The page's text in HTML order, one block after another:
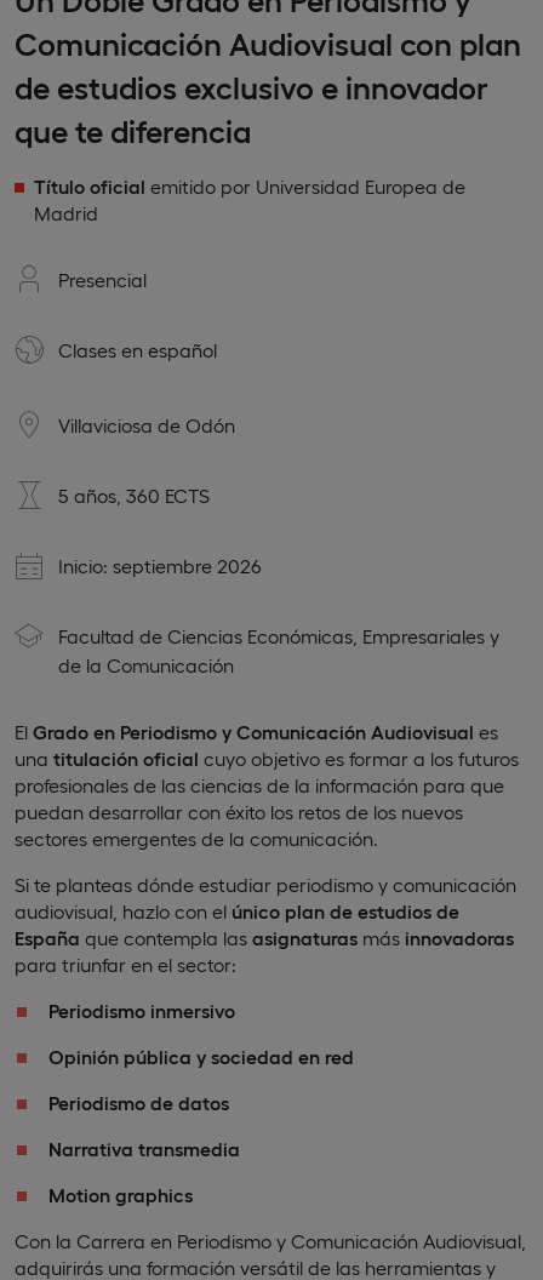
Comunicación Audiovisual con plan
de estudios exclusivo e innovador
que te diferencia
Título oficial emitido por Universidad Europea de
Madrid
Presencial
Clases en español
Villaviciosa de Odón
5 años, 360 ECTS
Inicio: septiembre 2026
Facultad de Ciencias Económicas, Empresariales y
de la Comunicación
El Grado en Periodismo y Comunicación Audiovisual es
una titulación oficial cuyo objetivo es formar a los futuros
profesionales de las ciencias de la información para que
puedan desarrollar con éxito los retos de los nuevos
sectores emergentes de la comunicación.
Si te planteas dónde estudiar periodismo y comunicación
audiovisual, hazlo con el único plan de estudios de
España que contempla las asignaturas más innovadoras
para triunfar en el sector:
Periodismo inmersivo
Opinión pública y sociedad en red
Periodismo de datos
Narrativa transmedia
Motion graphics
Con la Carrera en Periodismo y Comunicación Audiovisual,
adquirirás una formación versátil de las herramientas y